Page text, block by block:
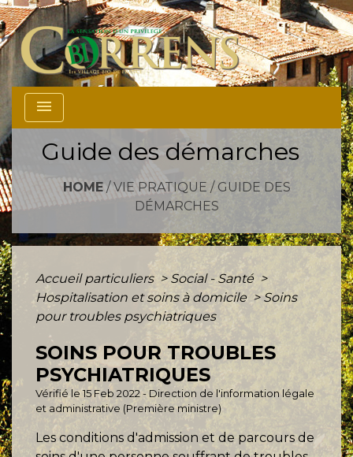
menu
Guide des démarches
HOME/VIE PRATIQUE / GUIDE DES
DÉMARCHES
Accueil particuliers > Social - Santé >
Hospitalisation et soins à domicile > Soins
pour troubles psychiatriques
SOINS POUR TROUBLES
PSYCHIATRIQUES
Vérifié le 15 Feb 2022 - Direction de l'information légale
et administrative (Première ministre)
Les conditions d'admission et de parcours de